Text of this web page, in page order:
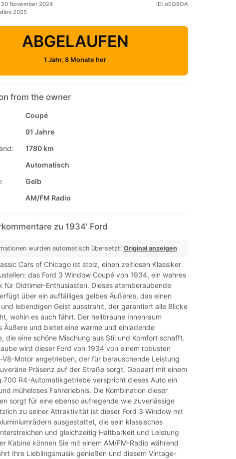
November 2024
2025
ID: oEQ9OA
ABGELAUFEN
1 Jahr, 8 Monate her
from the owner
Coupé
91 Jahre
1780 km
Automatisch
Gelb
AM/FM Radio
zu 1934' Ford
wurden automatisch übersetzt. Original anzeigen
Cars of Chicago ist stolz, einen zeitlosen Klassiker
das Ford 3 Window Coupé von 1934, ein wahres
für Oldtimer-Enthusiasten. Dieses atemberaubende
über ein auffälliges gelbes Äußeres, das einen
lebendigen Geist ausstrahlt, der garantiert alle Blicke
wohin es auch fährt. Der hellbraune Innenraum
Äußere und bietet eine warme und einladende
die eine schöne Mischung aus Stil und Komfort schafft.
wird dieser Ford von 1934 von einem robusten
Motor angetrieben, der für berauschende Leistung
Präsenz auf der Straße sorgt. Gepaart mit einem
700 R4-Automatikgetriebe verspricht dieses Auto ein
müheloses Fahrerlebnis. Die Kombination dieser
sorgt für eine ebenso aufregende wie zuverlässige
zu seiner Attraktivität ist dieser Ford 3 Window mit
ausgestattet, die sein klassisches
und gleichzeitig Haltbarkeit und Leistung
Kabine können Sie mit einem AM/FM-Radio während
Ihre Lieblingsmusik genießen und diesem Vintage-